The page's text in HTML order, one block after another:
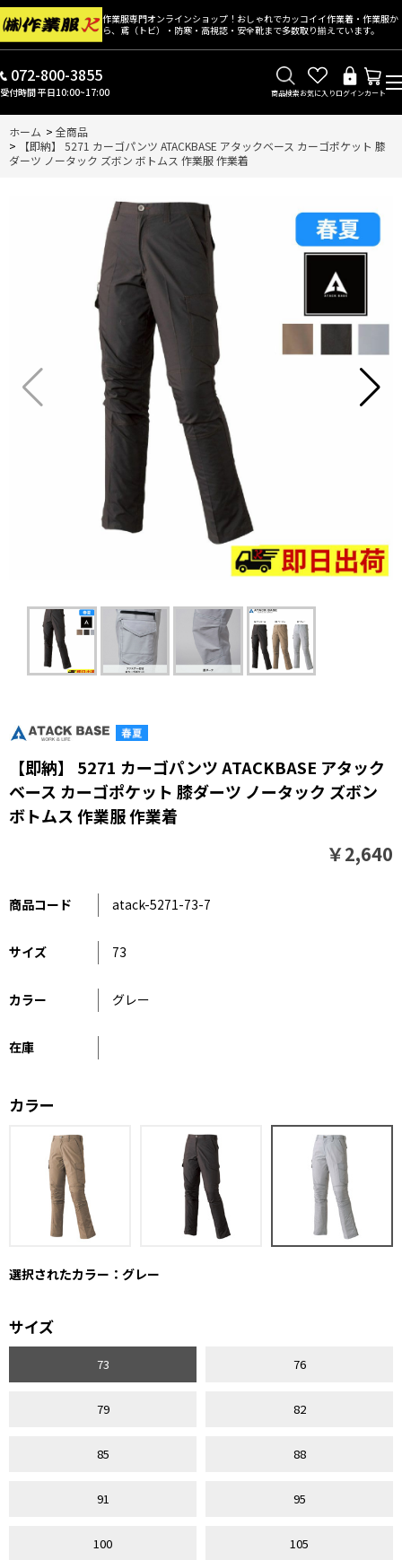
作業服専門オンラインショップ！おしゃれでカッコイイ作業着・作業服か
ら、鳶（トビ）・防寒・高視認・安全靴まで多数取り揃えています。
072-800-3855
受付時間 平日10:00~17:00 商品検索お気に入りログインカート
ホーム > 全商品
>
【即納】 5271 カーゴパンツ ATACKBASE アタックベース カーゴポケット 膝
ダーツ ノータック ズボン ボトムス 作業服 作業着
【即納】 5271 カーゴパンツ ATACKBASE アタック
ベース カーゴポケット 膝ダーツ ノータック ズボン
ボトムス 作業服 作業着
￥2,640
商品コード atack-5271-73-7
サイズ 73
カラー グレー
在庫
カラー
選択されたカラー：グレー
サイズ
73 76
79 82
85 88
91 95
100 105